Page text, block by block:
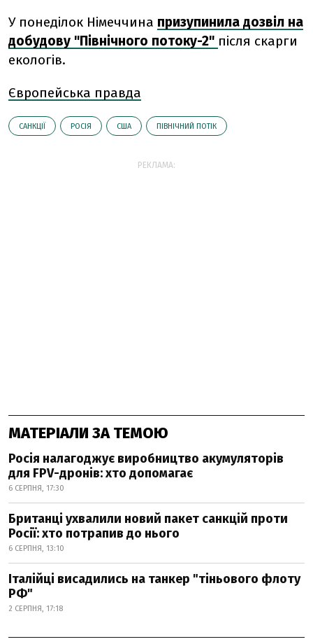
У понеділок Німеччина призупинила дозвіл на
добудову "Північного потоку-2" після скарги
екологів.
Європейська правда
САНКЦІЇ РОСІЯ США ПІВНІЧНИЙ ПОТІК
РЕКЛАМА:
МАТЕРІАЛИ ЗА ТЕМОЮ
Росія налагоджує виробництво акумуляторів
для FPV-дронів: хто допомагає
6 СЕРПНЯ, 17:30
Британці ухвалили новий пакет санкцій проти
Росії: хто потрапив до нього
6 СЕРПНЯ, 13:10
Італійці висадились на танкер "тіньового флоту
РФ"
2 СЕРПНЯ, 17:18